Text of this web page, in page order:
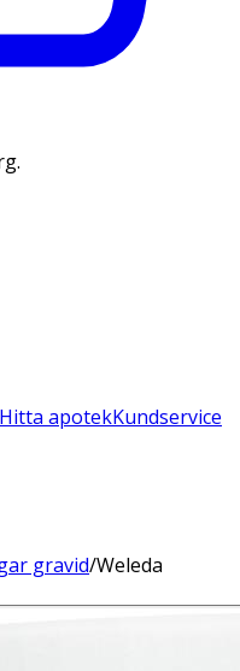
Hitta apotekKundservice
gravid/Weleda